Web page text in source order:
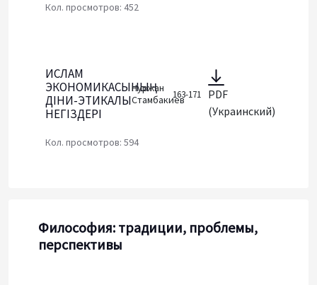
Кол. просмотров: 452
ИСЛАМ
ЭКОНОМИКАСЫНЫҢ
ДІНИ-ЭТИКАЛЫҚ
НЕГІЗДЕРІ
Нуржан
Стамбакиев163-171
PDF
(Украинский)
Кол. просмотров: 594
Философия: традиции, проблемы,
перспективы